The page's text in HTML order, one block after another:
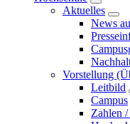
Aktuelles
News
Vorstellung
Leitbild
Campus
Zahlen